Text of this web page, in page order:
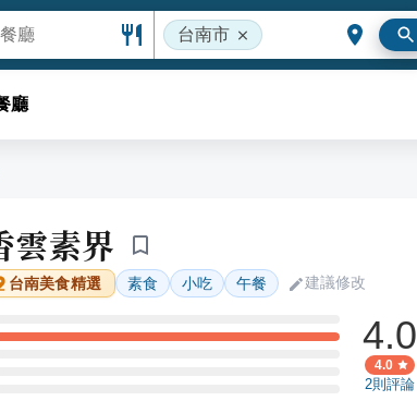
台南市
廳
雲素界
台南美食精選 素食 小吃 午餐 建議修改
：0 則評論
：1 則評論
：0 則評論
：0 則評論
：0 則評論
4.0
4.0
2則評論